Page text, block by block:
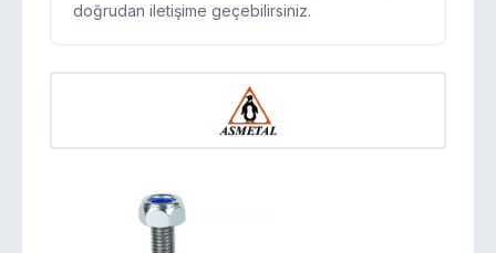
doğrudan iletişime geçebilirsiniz.